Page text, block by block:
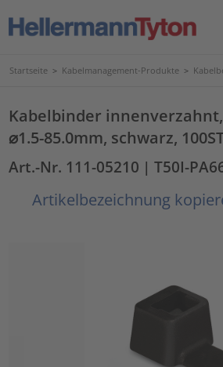
Startseite > Kabelmanagement-Produkte >
Kabelbinder innenverzahnt,
⌀1.5-85.0mm, schwarz,
Art.-Nr. 111-05210 | T50I-
Artikelbezeichnung